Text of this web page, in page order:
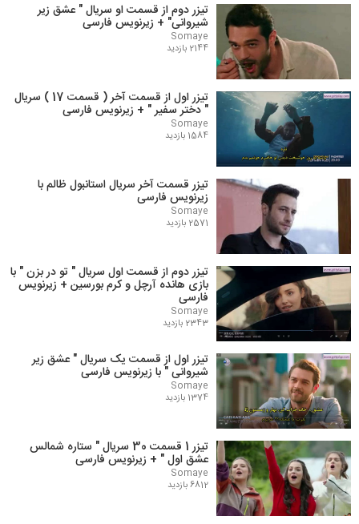
تیزر دوم از قسمت او سریال " عشق زیر
شیروانی" + زیرنویس فارسی
Somaye
2144 بازدید
تیزر اول از قسمت آخر ( قسمت 17 ) سریال
" دختر سفیر " + زیرنویس فارسی
Somaye
1584 بازدید
تیزر قسمت آخر سریال استانبول ظالم با
زیرنویس فارسی
Somaye
2571 بازدید
تیزر دوم از قسمت اول سریال " تو در بزن " با
بازی هانده آرچل و کرم بورسین + زیرنویس
فارسی
Somaye
2343 بازدید
تیزر اول از قسمت یک سریال " عشق زیر
شیروانی " با زیرنویس فارسی
Somaye
1374 بازدید
تیزر 1 قسمت 30 سریال " ستاره شمالس
عشق اول " + زیرنویس فارسی
Somaye
6812 بازدید